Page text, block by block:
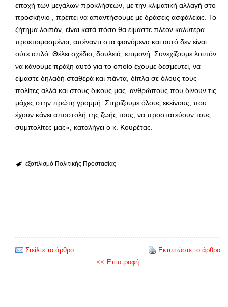
εποχή των μεγάλων προκλήσεων, με την κλιματική αλλαγή στο
προσκήνιο , πρέπει να απαντήσουμε με δράσεις ασφάλειας. Το
ζήτημα λοιπόν, είναι κατά πόσο θα είμαστε πλέον καλύτερα
προετοιμασμένοι, απέναντι στα φαινόμενα και αυτό δεν είναι
ούτε απλό. Θέλει σχέδιο, δουλειά, επιμονή. Συνεχίζουμε λοιπόν
να κάνουμε πράξη αυτό για το οποίο έχουμε δεσμευτεί, να
είμαστε δηλαδή σταθερά και πάντα, δίπλα σε όλους τους
πολίτες αλλά και στους δικούς μας ανθρώπους που δίνουν τις
μάχες στην πρώτη γραμμή. Στηρίζουμε όλους εκείνους, που
έχουν κάνει αποστολή της ζωής τους, να προστατεύουν τους
συμπολίτες μας», καταλήγει ο κ. Κουρέτας.
εξοπλισμό Πολιτικής Προστασίας
Στείλτε το άρθρο
Εκτυπώστε το άρθρο
<< Επιστροφή